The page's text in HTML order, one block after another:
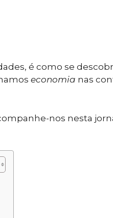
é como se
economia nas
nos nesta